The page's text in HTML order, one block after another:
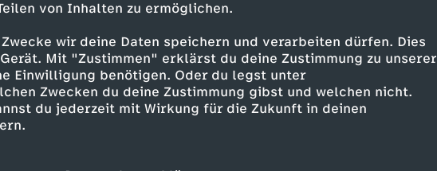
von Inhalten zu ermöglichen.
wir deine Daten speichern und verarbeiten dürfen. Dies
Mit "Zustimmen" erklärst du deine Zustimmung zu unserer
Einwilligung benötigen. Oder du legst unter
Zwecken du deine Zustimmung gibst und welchen nicht.
du jederzeit mit Wirkung für die Zukunft in deinen
erkenntnisreich Say What